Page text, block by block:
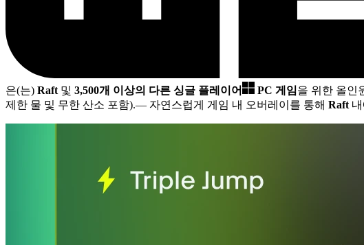
은(는) Raft 및 3,500개 이상의 다른 싱글 플레이어 PC 게임을 위한 올인
제한 물 및 무한 산소 포함).— 자연스럽게 게임 내 오버레이를 통해 Raft